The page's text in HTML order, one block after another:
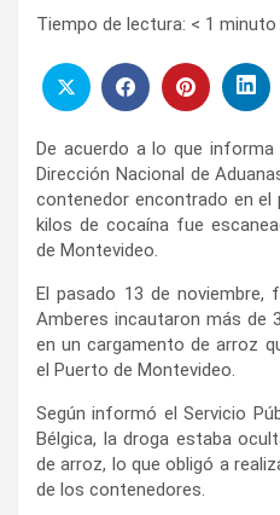
Tiempo de lectura: < 1 minuto
De acuerdo a lo que informa
Dirección Nacional de
contenedor encontrado en el
kilos de cocaína fue
de Montevideo.
El pasado 13 de noviembre,
Amberes incautaron más de
en un cargamento de arroz
el Puerto de Montevideo.
Según informó el Servicio
Bélgica, la droga estaba
de arroz, lo que obligó a
de los contenedores.